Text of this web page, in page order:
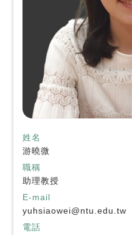
姓名
游曉微
職稱
助理教授
E-mail
yuhsiaowei@ntu.edu.tw
電話